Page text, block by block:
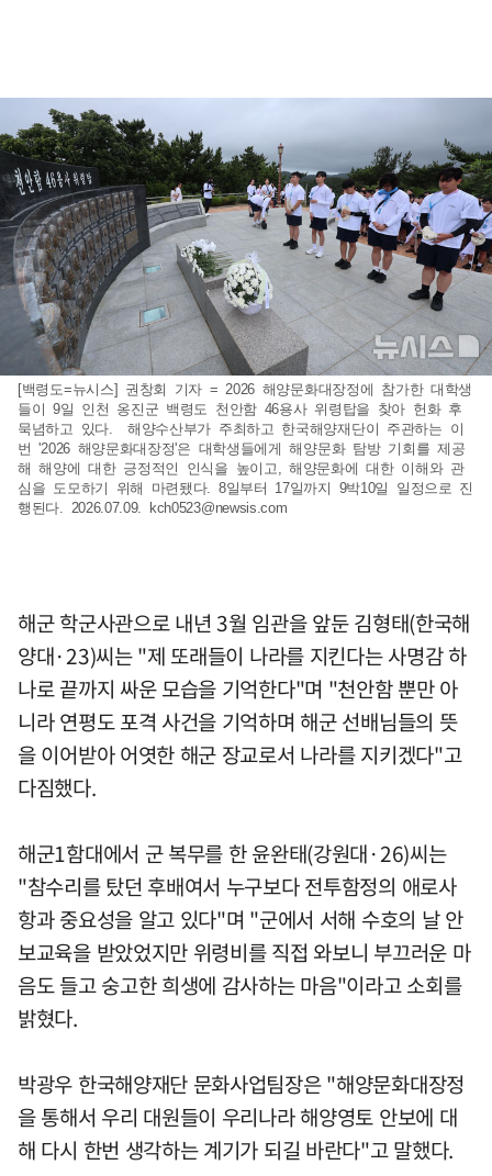
[백령도=뉴시스] 권창회 기자 = 2026 해양문화대장정에 참가한 대학생
들이 9일 인천 옹진군 백령도 천안함 46용사 위령탑을 찾아 헌화 후
묵념하고 있다. 해양수산부가 주최하고 한국해양재단이 주관하는 이
번 '2026 해양문화대장정'은 대학생들에게 해양문화 탐방 기회를 제공
해 해양에 대한 긍정적인 인식을 높이고, 해양문화에 대한 이해와 관
심을 도모하기 위해 마련됐다. 8일부터 17일까지 9박10일 일정으로 진
행된다. 2026.07.09. kch0523@newsis.com
해군 학군사관으로 내년 3월 임관을 앞둔 김형태(한국해
양대·23)씨는 "제 또래들이 나라를 지킨다는 사명감 하
나로 끝까지 싸운 모습을 기억한다"며 "천안함 뿐만 아
니라 연평도 포격 사건을 기억하며 해군 선배님들의 뜻
을 이어받아 어엿한 해군 장교로서 나라를 지키겠다"고
다짐했다.
해군1함대에서 군 복무를 한 윤완태(강원대·26)씨는
"참수리를 탔던 후배여서 누구보다 전투함정의 애로사
항과 중요성을 알고 있다"며 "군에서 서해 수호의 날 안
보교육을 받았었지만 위령비를 직접 와보니 부끄러운 마
음도 들고 숭고한 희생에 감사하는 마음"이라고 소회를
밝혔다.
박광우 한국해양재단 문화사업팀장은 "해양문화대장정
을 통해서 우리 대원들이 우리나라 해양영토 안보에 대
해 다시 한번 생각하는 계기가 되길 바란다"고 말했다.